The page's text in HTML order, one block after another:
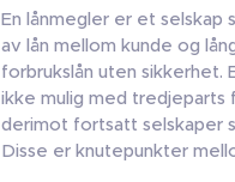
En lånmegler er et selskap
av lån mellom kunde og
forbrukslån uten sikkerhet.
ikke mulig med tredjeparts
derimot fortsatt selskaper
Disse er knutepunkter